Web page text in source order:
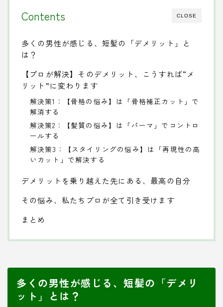
CLOSE
Contents
多くの男性が感じる、短髪の「デメリット」と
は？
【プロが解決】そのデメリット、こうすれば“メ
リット”に変わります
解決策1：【骨格の悩み】は「骨格補正カット」で
解消する
解決策2：【髪質の悩み】は「パーマ」でコントロ
ールする
解決策3：【スタイリングの悩み】は「再現性の高
いカット」で解決する
デメリットを乗り越えた先にある、最高の自分
その悩み、私たちプロが全て引き受けます
まとめ
多くの男性が感じる、短髪の「デメリ
ット」とは？